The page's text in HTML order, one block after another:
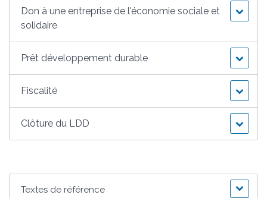
Don à une entreprise de l'économie sociale et
solidaire
Prêt développement durable
Fiscalité
Clôture du LDD
Textes de référence